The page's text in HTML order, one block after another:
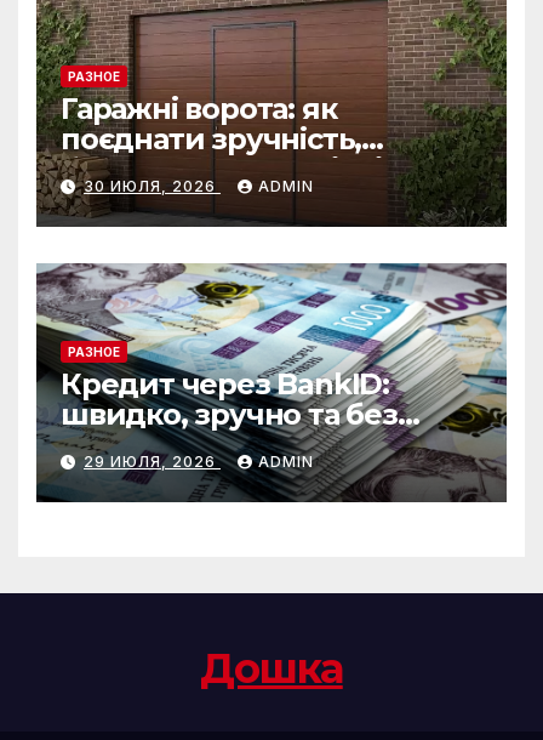
РАЗНОЕ
Гаражні ворота: як
поєднати зручність,
безпеку та довговічність
30 ИЮЛЯ, 2026 ADMIN
РАЗНОЕ
Кредит через BankID:
швидко, зручно та без
зайвих формальностей
29 ИЮЛЯ, 2026 ADMIN
Дошка